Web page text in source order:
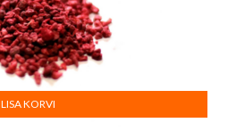
LISA KORVI